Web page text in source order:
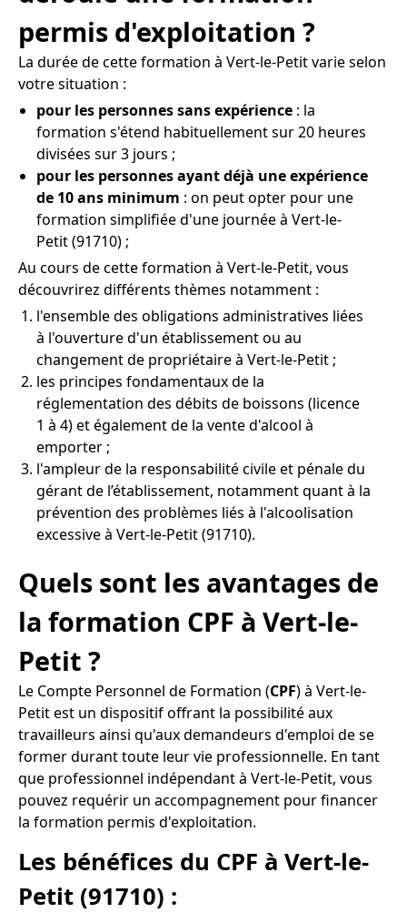
permis d'exploitation ?
La durée de cette formation à Vert-le-Petit varie selon
votre situation :
pour les personnes sans expérience : la
formation s'étend habituellement sur 20 heures
divisées sur 3 jours ;
pour les personnes ayant déjà une expérience
de 10 ans minimum : on peut opter pour une
formation simplifiée d'une journée à Vert-le-
Petit (91710) ;
Au cours de cette formation à Vert-le-Petit, vous
découvrirez différents thèmes notamment :
l'ensemble des obligations administratives liées
à l'ouverture d'un établissement ou au
changement de propriétaire à Vert-le-Petit ;
les principes fondamentaux de la
réglementation des débits de boissons (licence
1 à 4) et également de la vente d'alcool à
emporter ;
l'ampleur de la responsabilité civile et pénale du
gérant de l’établissement, notamment quant à la
prévention des problèmes liés à l'alcoolisation
excessive à Vert-le-Petit (91710).
Quels sont les avantages de
la formation CPF à Vert-le-
Petit ?
Le Compte Personnel de Formation (CPF) à Vert-le-
Petit est un dispositif offrant la possibilité aux
travailleurs ainsi qu'aux demandeurs d'emploi de se
former durant toute leur vie professionnelle. En tant
que professionnel indépendant à Vert-le-Petit, vous
pouvez requérir un accompagnement pour financer
la formation permis d'exploitation.
Les bénéfices du CPF à Vert-le-
Petit (91710) :